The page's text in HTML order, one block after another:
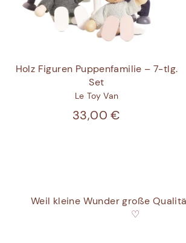
Holz Figuren Puppenfamilie – 7-tlg.
Set
Le Toy Van
33,00 €
Weil kleine Wunder große
♡